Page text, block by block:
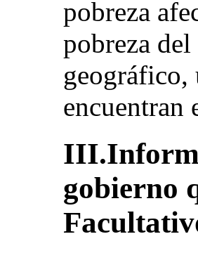
pobreza
pobreza
geográfico,
encuentran
gobierno